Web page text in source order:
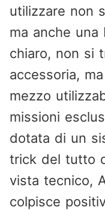
utilizzare non
ma anche
chiaro, non si
accessoria,
mezzo
missioni
dotata di un
trick del tutto
vista tecnico,
colpisce